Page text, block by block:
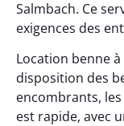
Salmbach. Ce
exigences des
Location benne
disposition des
encombrants,
est rapide, avec